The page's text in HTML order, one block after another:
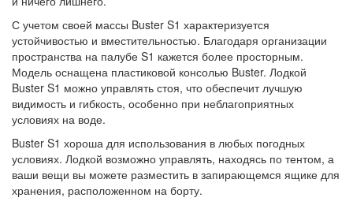
С учетом своей массы Buster S1 характеризуется
устойчивостью и вместительностью. Благодаря организации
пространства на палубе S1 кажется более просторным.
Модель оснащена пластиковой консолью Buster. Лодкой
Buster S1 можно управлять стоя, что обеспечит лучшую
видимость и гибкость, особенно при неблагоприятных
условиях на воде.
Buster S1 хороша для использования в любых погодных
условиях. Лодкой возможно управлять, находясь по тентом, а
ваши вещи вы можете разместить в запирающемся ящике для
хранения, расположенном на борту.